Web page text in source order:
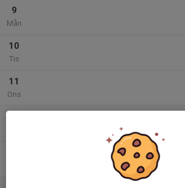
9
Mån
10
Tis
11
Ons